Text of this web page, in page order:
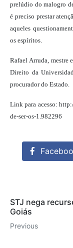
prelúdio do malogro
é preciso prestar
aqueles
os espíritos.
Rafael Arruda, mestre
Direito da
procurador do Estado.
Link para acesso:
de-ser-os-1.982296
STJ nega
Goiás
Previous